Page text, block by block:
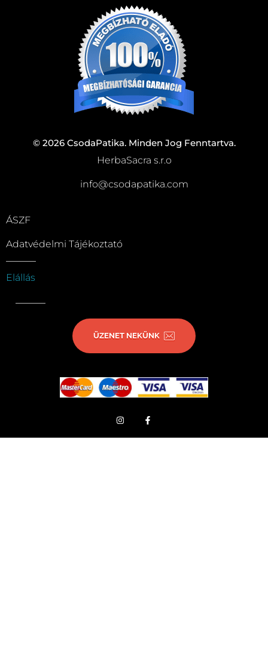
© 2026 CsodaPatika. Minden Jog Fenntartva.
HerbaSacra s.r.o
info@csodapatika.com
ÁSZF
Adatvédelmi Tájékoztató
Elállás
ÜZENET NEKÜNK